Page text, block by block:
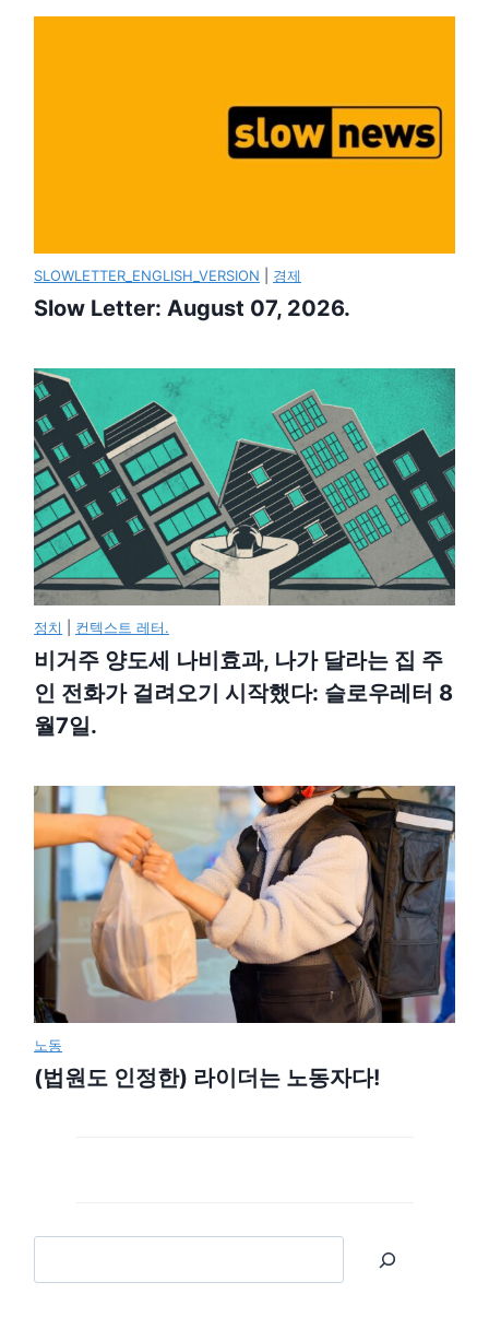
SLOWLETTER_ENGLISH_VERSION 경제
Slow Letter: August 07, 2026.
정치 컨텍스트 레터.
비거주 양도세 나비효과, 나가 달라는 집 주
인 전화가 걸려오기 시작했다: 슬로우레터 8
월7일.
노동
(법원도 인정한) 라이더는 노동자다!